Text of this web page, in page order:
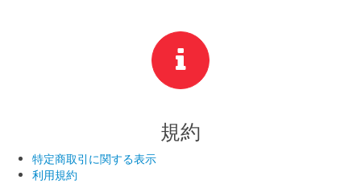
規約
特定商取引に関する表示
利用規約